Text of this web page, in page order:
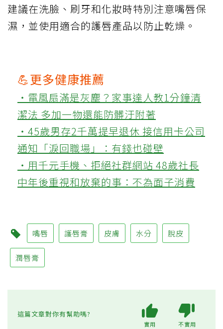
建議在洗臉、刷牙和化妝時特別注意嘴唇保
濕，並使用適合的護唇產品以防止乾燥。
💪更多健康推薦
‧電風扇滿是灰塵？家事達人教1分鐘清
潔法 多加一物還能防髒汙附著
‧45歲男存2千萬提早退休 接信用卡公司
通知「淚回職場」：有錢也碰壁
‧用千元手機、拒絕社群網站 48歲社長
中年後重視和放棄的事：不為面子消費
嘴唇 護唇膏 皮膚 水分 脫皮
潤唇膏
這篇文章對你有幫助嗎?
實用 不實用